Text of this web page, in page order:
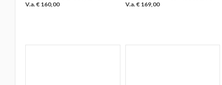
V.a. € 160,00 V.a. € 169,00